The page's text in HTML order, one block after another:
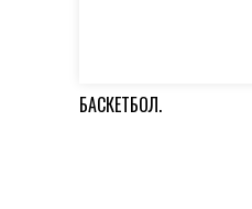
БАСКЕТБОЛ.